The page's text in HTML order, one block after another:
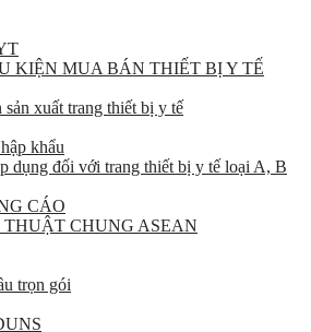
KIỆN MUA BÁN THIẾT BỊ Y TẾ
xuất trang thiết bị y tế
khẩu
dụng đối với trang thiết bị y tế loại A, B
CÁO
THUẬT CHUNG ASEAN
trọn gói